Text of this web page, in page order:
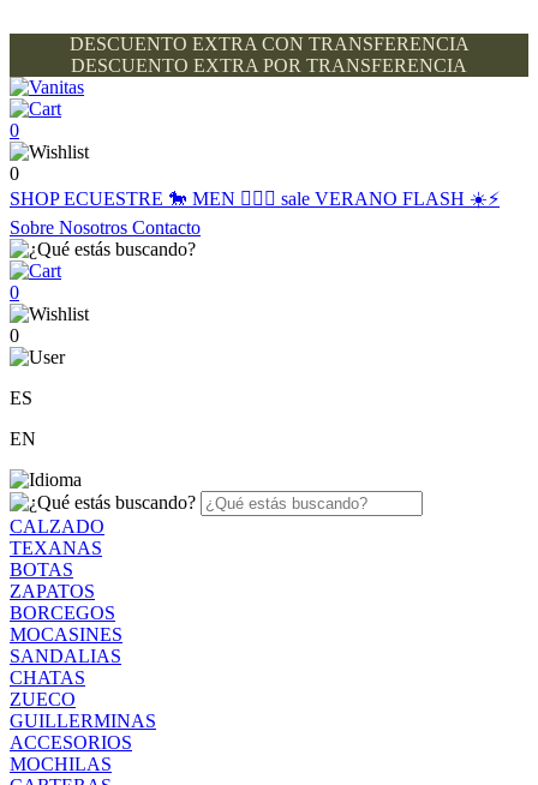
DESCUENTO EXTRA CON TRANSFERENCIA
DESCUENTO EXTRA POR TRANSFERENCIA
0
0
SHOPECUESTRE 🐎 MEN 🙋🏽‍♂️ sale VERANO FLASH ☀️⚡️
Sobre Nosotros Contacto
0
0
ES
EN
CALZADO
TEXANAS
BOTAS
ZAPATOS
BORCEGOS
MOCASINES
SANDALIAS
CHATAS
ZUECO
GUILLERMINAS
ACCESORIOS
MOCHILAS